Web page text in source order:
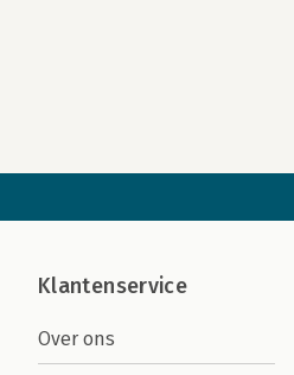
Klantenservice
Over ons